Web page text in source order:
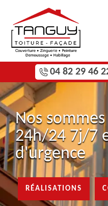
04 82 29 46
Nos
24h/24 7j/7
d'urgence
RÉALISATIONS